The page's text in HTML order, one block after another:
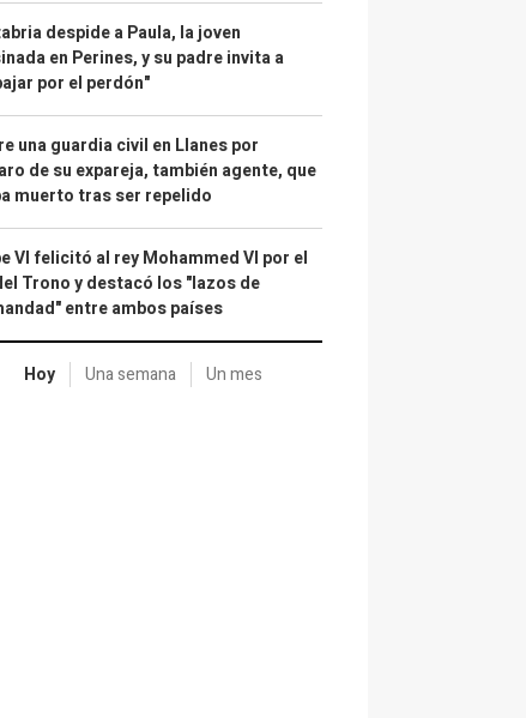
despide a Paula, la joven
en Perines, y su padre invita a
por el perdón"
una guardia civil en Llanes por
de su expareja, también agente, que
muerto tras ser repelido
VI felicitó al rey Mohammed VI por el
Trono y destacó los "lazos de
entre ambos países
Hoy Una semana Un mes